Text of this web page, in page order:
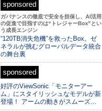
sponsored
ガバナンスの徹底で安全を担保し、AI活用
の促進で目指すのは“トレジャーBox”とい
う成長エンジン
“120TB消失危機”を救ったBox。ゼ
ネラルが挑むグローバルデータ統合
の舞台裏
sponsored
好評のViewSonic「モニターアー
ム」にスタイリッシュなモデルが新
登場！ アームの動きがスムーズ…